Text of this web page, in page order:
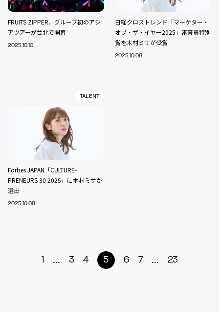
FRUITS ZIPPER、グループ初のアジ
アツアーが台北で開幕
2025.10.10
日経クロストレンド「マーケター・
オブ・ザ・イヤー2025」審査員特別
賞を木村ミサが受賞
2025.10.08
TALENT
Forbes JAPAN「CULTURE-
PRENEURS 30 2025」に木村ミサが
選出
2025.10.08
1 ... 3 4 5 6 7 ... 23